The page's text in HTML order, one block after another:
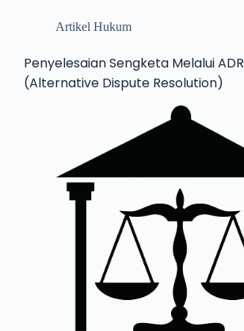
Artikel Hukum
Penyelesaian Sengketa Melalui ADR
(Alternative Dispute Resolution)